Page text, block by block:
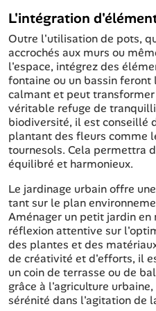
L'intégration
Outre l'utilisation de pots,
accrochés aux murs ou
l'espace, intégrez des
fontaine ou un bassin
calmant et peut
véritable refuge de
biodiversité, il est conseillé
plantant des fleurs comme
tournesols. Cela permettra
équilibré et harmonieux.
Le jardinage urbain offre
tant sur le plan
Aménager un petit jardin
réflexion attentive sur
des plantes et des
de créativité et d'efforts, il
un coin de terrasse ou de
grâce à l'agriculture
sérénité dans l'agitation de